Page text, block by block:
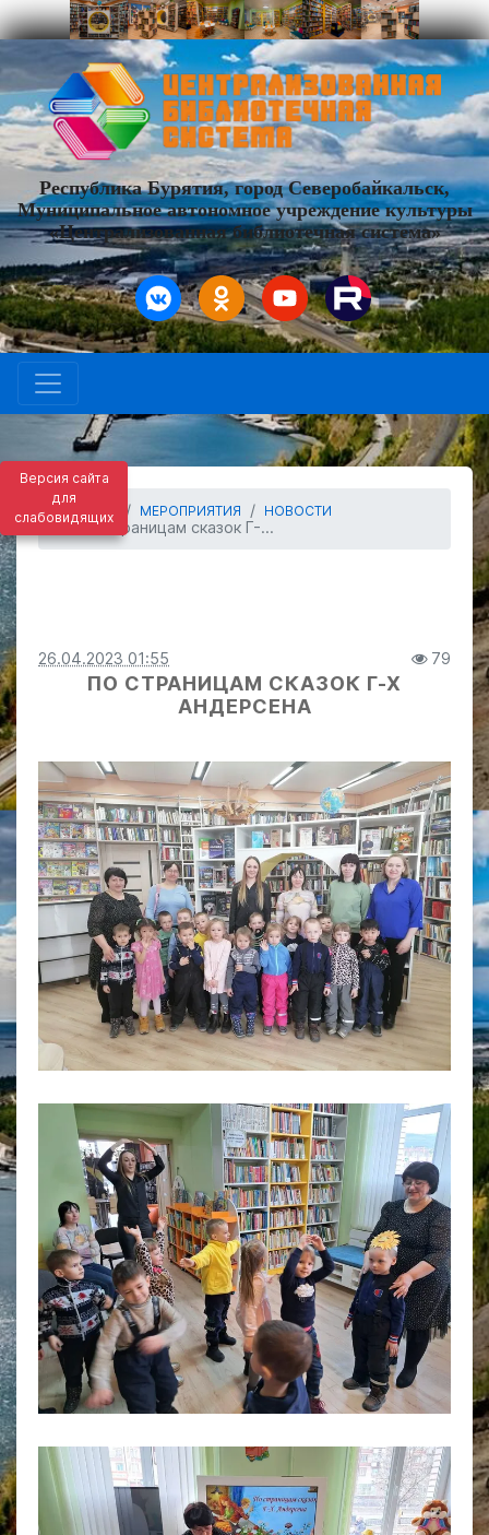
Версия сайта
для
слабовидящих
Республика Бурятия, город Северобайкальск,
Муниципальное автономное учреждение культуры
«Централизованная библиотечная система»
МЕРОПРИЯТИЯ НОВОСТИ
По страницам сказок Г-...
26.04.2023 01:55 79
ПО СТРАНИЦАМ СКАЗОК Г-Х
АНДЕРСЕНА